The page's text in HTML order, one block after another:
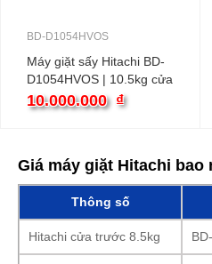
BD-D1054HVOS
Máy giặt sấy Hitachi BD-
D1054HVOS | 10.5kg cửa
ngang inverter
10.000.000 ₫
Giá máy giặt Hitachi bao
Thông số
Hitachi cửa trước 8.5kg